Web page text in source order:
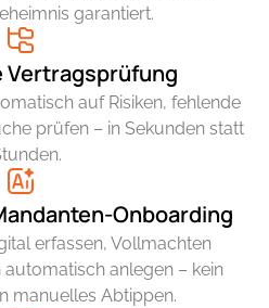
garantiert.
auf Risiken, fehlende
prüfen – in Sekunden statt
Onboarding
erfassen, Vollmachten
anlegen – kein
manuelles Abtippen.